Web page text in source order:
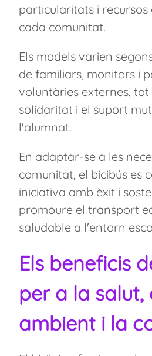
particularitats i recursos
cada comunitat.
Els models varien
de familiars, monitors i
voluntàries externes,
solidaritat i el suport
l'alumnat.
En adaptar-se a les
comunitat, el bicibús es
iniciativa amb èxit i
promoure el transport
saludable a l'entorn
Els beneficis
per a la salut,
ambient i la